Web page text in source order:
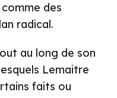
des
radical.
au long de son
Lemaitre
faits ou